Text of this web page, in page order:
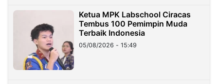
Ketua MPK Labschool Ciracas
Tembus 100 Pemimpin Muda
Terbaik Indonesia
05/08/2026 - 15:49